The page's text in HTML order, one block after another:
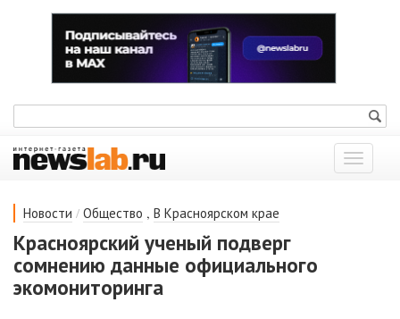
Показать
меню
Новости / Общество , В Красноярском крае
Красноярский ученый подверг
сомнению данные официального
экомониторинга